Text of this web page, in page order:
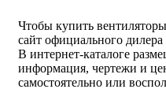
Чтобы купить
сайт официального
В интернет-каталоге
информация, чертежи и
самостоятельно или